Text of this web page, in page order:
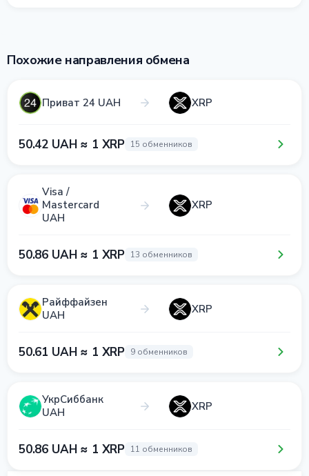
Похожие направления обмена
Приват 24 UAH XRP
50.42 UAH ≈ 1 XRP 15 обменников
Visa /
Mastercard
UAH
XRP
50.86 UAH ≈ 1 XRP 13 обменников
Райффайзен
UAH
XRP
50.61 UAH ≈ 1 XRP 9 обменников
УкрСиббанк
UAH
XRP
50.86 UAH ≈ 1 XRP 11 обменников